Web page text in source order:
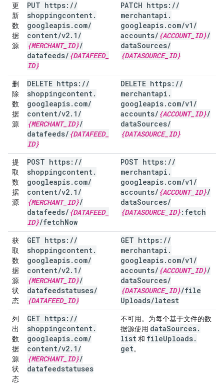
更
新
数
据
源
PUT https: //
shoppingcontent.
googleapis. com/
content/v2. 1 /
{MERCHANT_ ID}/
datafeeds/ {DATAFEED_
ID}
PATCH https: //
merchantapi .
googleapis. com/v1 /
accounts/ {ACCOUNT_ ID}/
dataSources/
{DATASOURCE_ ID}
删
除
数
据
源
DELETE https: //
shoppingcontent.
googleapis. com/
content/v2. 1 /
{MERCHANT_ ID}/
datafeeds/ {DATAFEED_
ID}
DELETE https: //
merchantapi .
googleapis. com/v1 /
accounts/ {ACCOUNT_ ID}/
dataSources/
{DATASOURCE_ ID}
提
取
数
据
源
POST https: //
shoppingcontent.
googleapis. com/
content/v2. 1 /
{MERCHANT_ ID}/
datafeeds/ {DATAFEED_
ID}/fetchNow
POST https: //
merchantapi .
googleapis. com/v1 /
accounts/ {ACCOUNT_ ID}/
dataSources/
{DATASOURCE_ ID}:fetch
获
取
数
据
源
状
态
GET https: //
shoppingcontent.
googleapis. com/
content/v2. 1 /
{MERCHANT_ ID}/
datafeedstatuses/
{DATAFEED_ ID}
GET https: //
merchantapi .
googleapis. com/v1 /
accounts/ {ACCOUNT_ ID}/
dataSources/
{DATASOURCE_ ID}/file
Uploads/latest
列
出
数
据
源
状
态
GET https: //
shoppingcontent.
googleapis. com/
content/v2. 1 /
{MERCHANT_ ID}/
datafeedstatuses
不可用。为每个基于文件的数
据源使用 dataSources.
list和 fileUploads.
get。